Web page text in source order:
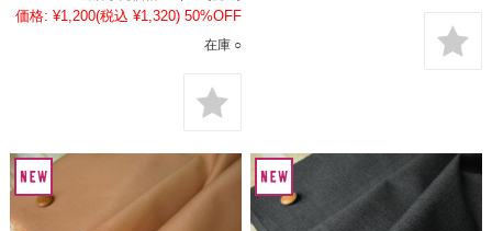
価格: ¥1,200(税込 ¥1,320) 50%OFF
在庫 ○